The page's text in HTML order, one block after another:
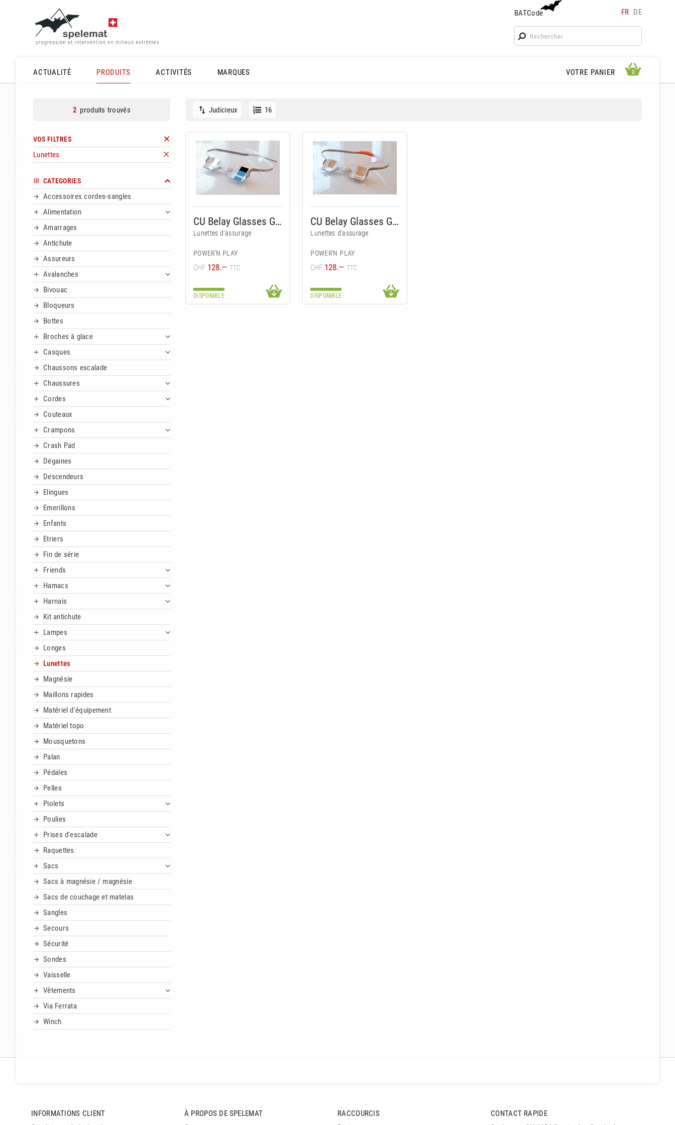
BATCode FR DE
BATCode
Rentrez votre BATCode et validez
ACTUALITÉ
PRODUITS ACTIVITÉS MARQUES VOTRE PANIER 0 0
2 produits trouvés
VOS FILTRES
Lunettes
CATEGORIES
Accessoires cordes-sangles
Alimentation
Amarrages
Antichute
Assureurs
Avalanches
Bivouac
Bloqueurs
Bottes
Broches à glace
Casques
Chaussons escalade
Chaussures
Cordes
Couteaux
Crampons
Crash Pad
Dégaines
Descendeurs
Elingues
Emerillons
Enfants
Etriers
Fin de série
Friends
Hamacs
Harnais
Kit antichute
Lampes
Longes
Lunettes
Magnésie
Maillons rapides
Matériel d'équipement
Matériel topo
Mousquetons
Palan
Pédales
Pelles
Piolets
Poulies
Prises d'escalade
Raquettes
Sacs
Sacs à magnésie / magnésie
Sacs de couchage et matelas
Sangles
Secours
Sécurité
Sondes
Vaisselle
Vêtements
Via Ferrata
Winch
Judicieux 16
CU Belay Glasses G 3.0
Lunettes d'assurage
POWER'N PLAY
CHF 128.— TTC
DISPONIBLE
CU Belay Glasses G 3.0
Lunettes d'assurage
POWER'N PLAY
CHF 128.— TTC
DISPONIBLE
INFORMATIONS CLIENT
À PROPOS DE SPELEMAT
RACCOURCIS
CONTACT RAPIDE